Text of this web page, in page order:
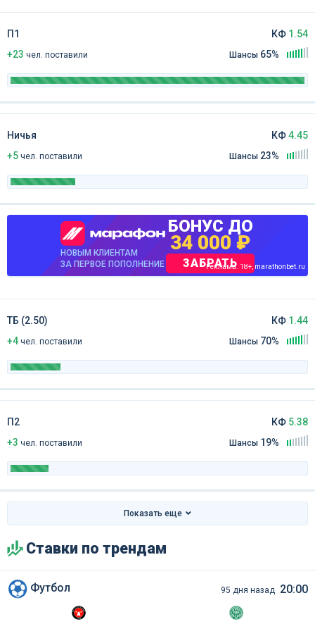
П1
+23 чел. поставили
КФ 1.54
Шансы 65%
Ничья
+5 чел. поставили
КФ4.45
Шансы 23%
НОВЫМ КЛИЕНТАМ
ЗА ПЕРВОЕ ПОПОЛНЕНИЕ
БОНУС ДО
34 000 ₽
ЗАБРАТЬ
Реклама. 18+, marathonbet.ru
ТБ (2.50)
+4 чел. поставили
КФ 1.44
Шансы 70%
П2
+3 чел. поставили
КФ 5.38
Шансы 19%
Показать еще
Ставки по трендам
Футбол 95 дня назад 20:00